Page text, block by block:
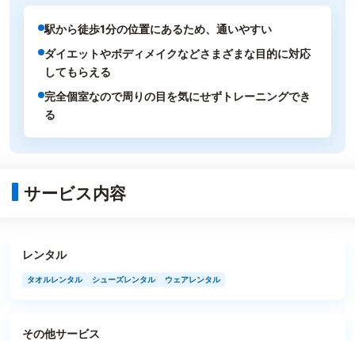
駅から徒歩1分の位置にあるため、通いやすい
ダイエットやボディメイクなどさまざまな目的に対応
してもらえる
完全個室なので周りの目を気にせずトレーニングでき
る
サービス内容
レンタル
タオルレンタル シューズレンタル ウェアレンタル
その他サービス